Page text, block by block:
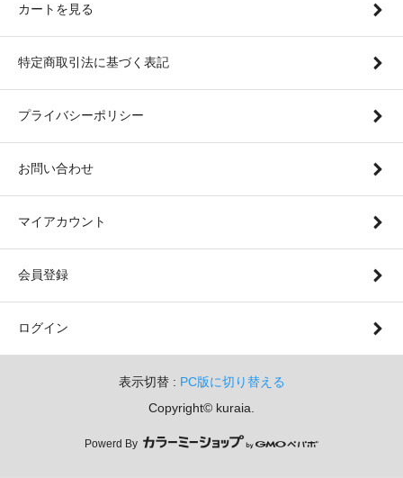
カートを見る
特定商取引法に基づく表記
プライバシーポリシー
お問い合わせ
マイアカウント
会員登録
ログイン
表示切替 : PC版に切り替える
Copyright© kuraia.
Powerd By